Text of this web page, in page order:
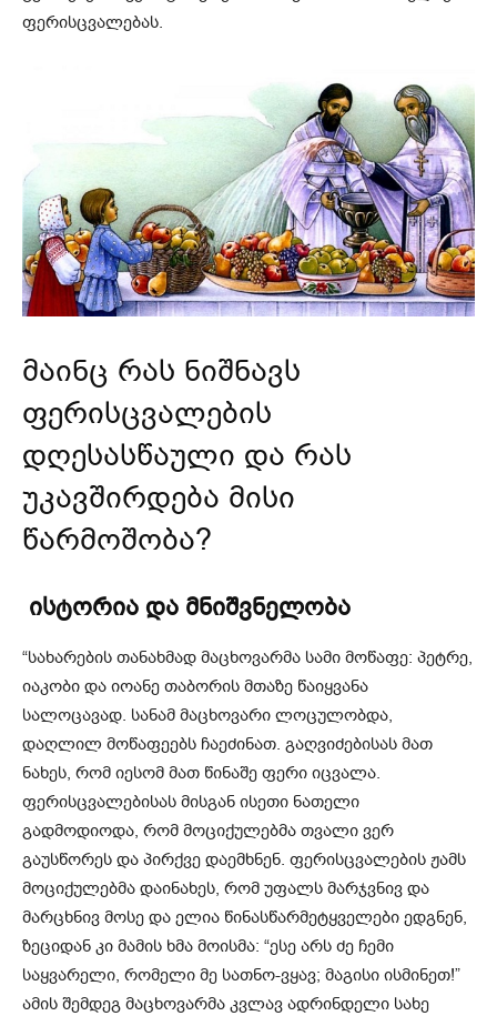
ფერისცვალებას.
მაინც რას ნიშნავს
ფერისცვალების
დღესასწაული და რას
უკავშირდება მისი
წარმოშობა?
ისტორია და მნიშვნელობა
“სახარების თანახმად მაცხოვარმა სამი მოწაფე: პეტრე,
იაკობი და იოანე თაბორის მთაზე წაიყვანა
სალოცავად. სანამ მაცხოვარი ლოცულობდა,
დაღლილ მოწაფეებს ჩაეძინათ. გაღვიძებისას მათ
ნახეს, რომ იესომ მათ წინაშე ფერი იცვალა.
ფერისცვალებისას მისგან ისეთი ნათელი
გადმოდიოდა, რომ მოციქულებმა თვალი ვერ
გაუსწორეს და პირქვე დაემხნენ. ფერისცვალების ჟამს
მოციქულებმა დაინახეს, რომ უფალს მარჯვნივ და
მარცხნივ მოსე და ელია წინასწარმეტყველები ედგნენ,
ზეციდან კი მამის ხმა მოისმა: “ესე არს ძე ჩემი
საყვარელი, რომელი მე სათნო-ვყავ; მაგისი ისმინეთ!”
ამის შემდეგ მაცხოვარმა კვლავ ადრინდელი სახე